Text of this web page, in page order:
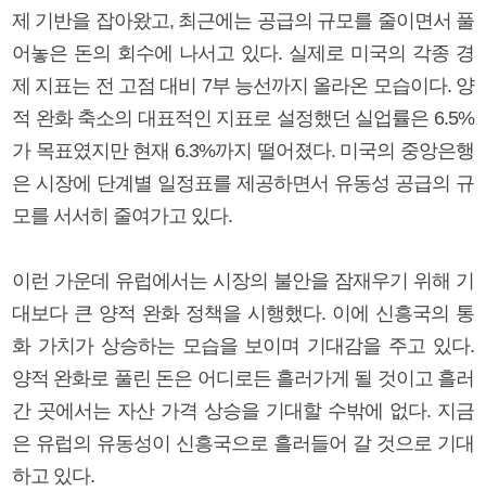
제 기반을 잡아왔고, 최근에는 공급의 규모를 줄이면서 풀
어놓은 돈의 회수에 나서고 있다. 실제로 미국의 각종 경
제 지표는 전 고점 대비 7부 능선까지 올라온 모습이다. 양
적 완화 축소의 대표적인 지표로 설정했던 실업률은 6.5%
가 목표였지만 현재 6.3%까지 떨어졌다. 미국의 중앙은행
은 시장에 단계별 일정표를 제공하면서 유동성 공급의 규
모를 서서히 줄여가고 있다.
이런 가운데 유럽에서는 시장의 불안을 잠재우기 위해 기
대보다 큰 양적 완화 정책을 시행했다. 이에 신흥국의 통
화 가치가 상승하는 모습을 보이며 기대감을 주고 있다.
양적 완화로 풀린 돈은 어디로든 흘러가게 될 것이고 흘러
간 곳에서는 자산 가격 상승을 기대할 수밖에 없다. 지금
은 유럽의 유동성이 신흥국으로 흘러들어 갈 것으로 기대
하고 있다.